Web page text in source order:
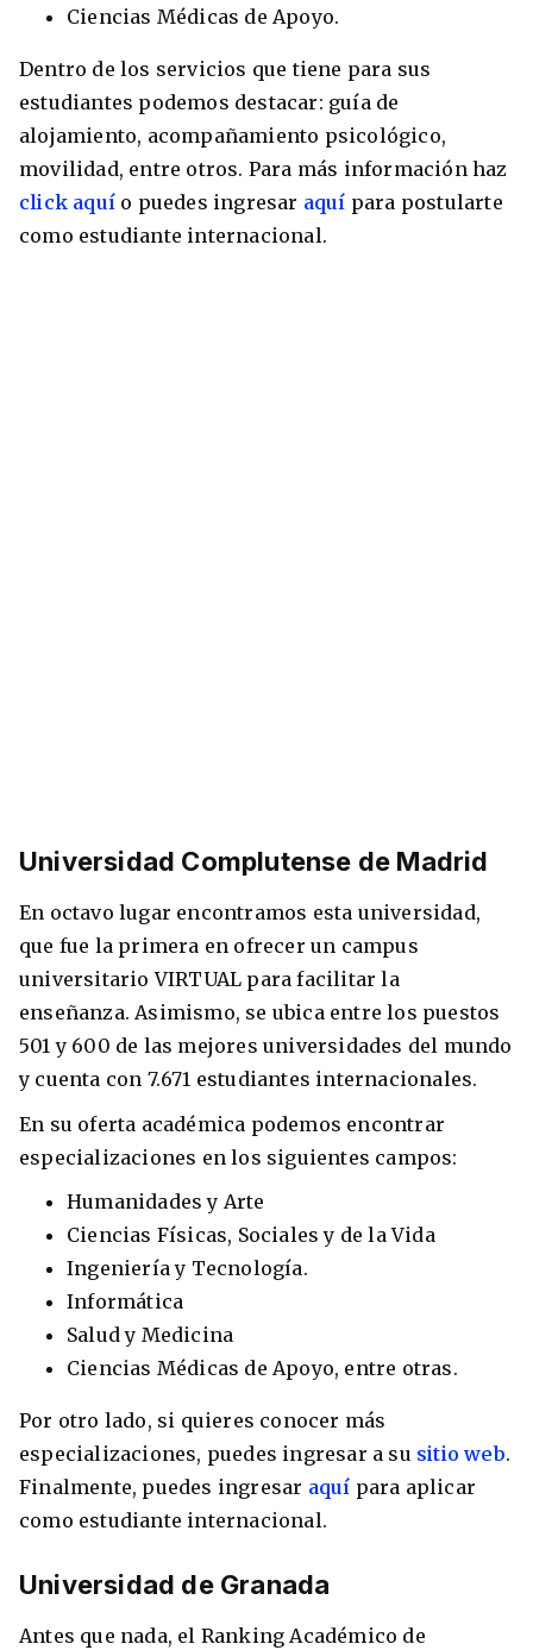
Ciencias Médicas de Apoyo.
Dentro de los servicios que tiene para sus
estudiantes podemos destacar: guía de
alojamiento, acompañamiento psicológico,
movilidad, entre otros. Para más información haz
click aquí o puedes ingresar aquí para postularte
como estudiante internacional.
Universidad Complutense de Madrid
En octavo lugar encontramos esta universidad,
que fue la primera en ofrecer un campus
universitario VIRTUAL para facilitar la
enseñanza. Asimismo, se ubica entre los puestos
501 y 600 de las mejores universidades del mundo
y cuenta con 7.671 estudiantes internacionales.
En su oferta académica podemos encontrar
especializaciones en los siguientes campos:
Humanidades y Arte
Ciencias Físicas, Sociales y de la Vida
Ingeniería y Tecnología.
Informática
Salud y Medicina
Ciencias Médicas de Apoyo, entre otras.
Por otro lado, si quieres conocer más
especializaciones, puedes ingresar a su sitio web.
Finalmente, puedes ingresar aquí para aplicar
como estudiante internacional.
Universidad de Granada
Antes que nada, el Ranking Académico de